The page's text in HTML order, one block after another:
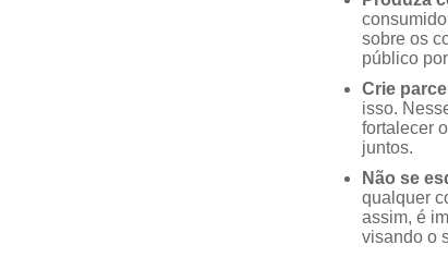
sobre os
público
Crie
isso.
fortalecer
juntos.
Não se
qualquer
assim, é
visando o